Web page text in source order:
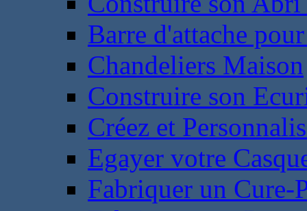
Barre d'attache
Chandeliers Maison
Construire son
Créez et
Egayer votre
Fabriquer un Cure-